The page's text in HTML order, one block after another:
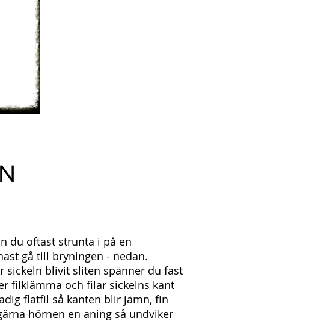
du oftast strunta i på en
gå till bryningen - nedan.
sickeln blivit sliten spänner du fast
filklämma och filar sickelns kant
flatfil så kanten blir jämn, fin
hörnen en aning så undviker